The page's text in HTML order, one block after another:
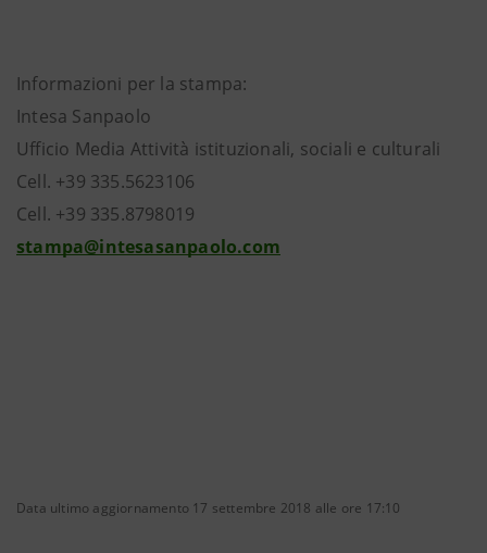
Informazioni per la stampa:
Intesa Sanpaolo
Ufficio Media Attività istituzionali, sociali e culturali
Cell. +39 335.5623106
Cell. +39 335.8798019
stampa@intesasanpaolo.com
Data ultimo aggiornamento 17 settembre 2018 alle ore 17:10